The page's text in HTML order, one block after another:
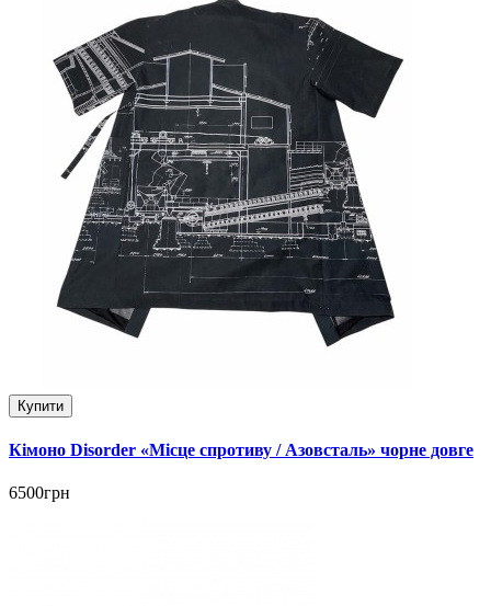
Купити
Кімоно Disorder «Місце спротиву / Азовсталь» чорне довге
6500грн